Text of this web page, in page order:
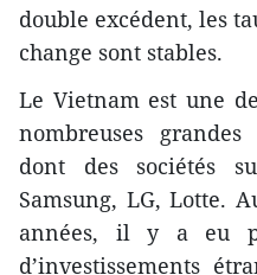
double excédent, les
change sont stables.
Le Vietnam est une
nombreuses grandes
dont des sociétés
Samsung, LG, Lotte.
années, il y a eu
d’investissements